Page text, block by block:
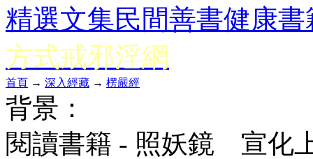
精選文集民間善書健康書
方式戒邪淫網
首頁 → 深入經藏 → 楞嚴經
背景：
閱讀書籍 - 照妖鏡 宣化